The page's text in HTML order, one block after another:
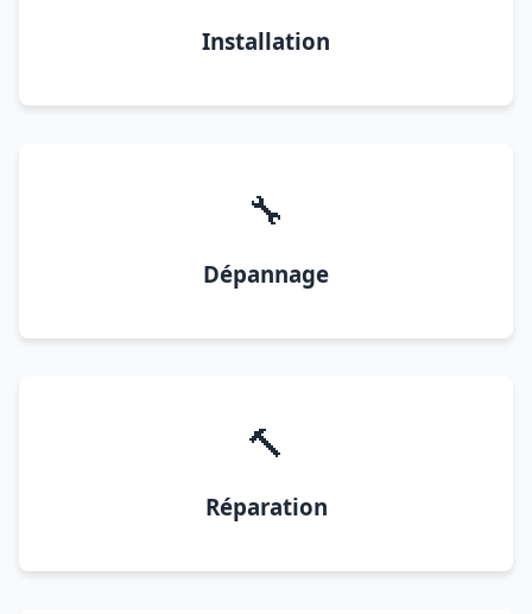
Installation
🔧
Dépannage
🔨
Réparation